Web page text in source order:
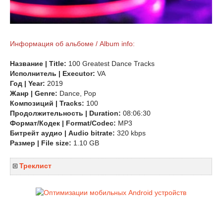
Информация об альбоме / Album info:
Название | Title: 100 Greatest Dance Tracks
Исполнитель | Executor: VA
Год | Year: 2019
Жанр | Genre: Dance, Pop
Композиций | Tracks: 100
Продолжительность | Duration: 08:06:30
Формат/Кодек | Format/Codec: MP3
Битрейт аудио | Audio bitrate: 320 kbps
Размер | File size: 1.10 GB
Треклист